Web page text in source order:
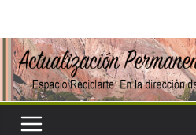
contenido